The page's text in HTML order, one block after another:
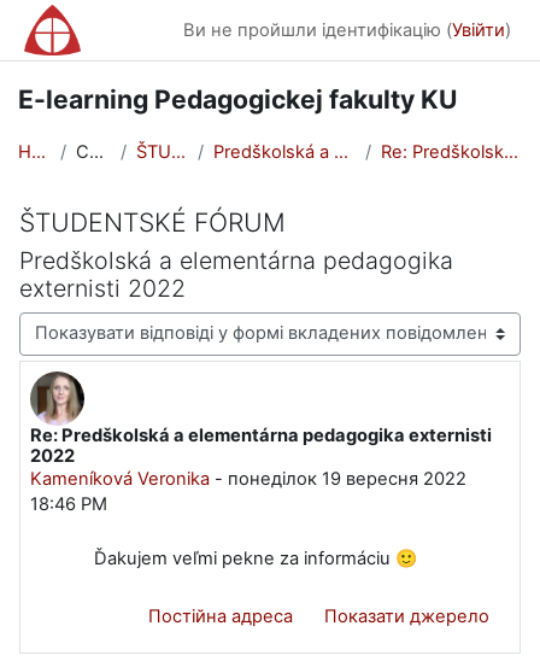
Перейти до головного вмісту
Ви не пройшли ідентифікацію (Увійти)
E-learning Pedagogickej fakulty KU
На головну Сторінки сайту ŠTUDENTSKÉ FÓRUM Predškolská a elementárna pedagogika externisti 2022 Re: Predškolská a elementárna pedagogika externist...
ŠTUDENTSKÉ FÓRUM
Predškolská a elementárna pedagogika
externisti 2022
Тип показу
Re: Predškolská a elementárna pedagogika externisti
2022
Kameníková Veronika - понеділок 19 вересня 2022
18:46 PM
Кількість відповідей: 0
Ďakujem veľmi pekne za informáciu 🙂
Постійна адреса Показати джерело